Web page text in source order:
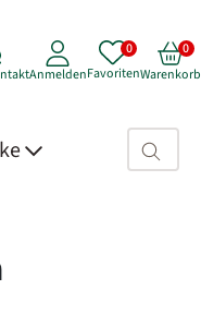
AnmeldenFavoritenWarenkorb
Suchfeld>